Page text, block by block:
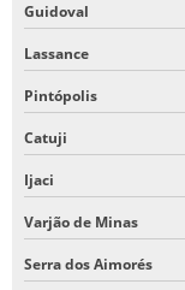
Guidoval
Lassance
Pintópolis
Catuji
Ijaci
Varjão de Minas
Serra dos Aimorés